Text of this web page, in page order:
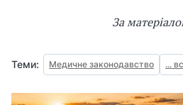
За
Теми: Медичне законодавство ...